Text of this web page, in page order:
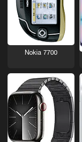
Nokia 7700